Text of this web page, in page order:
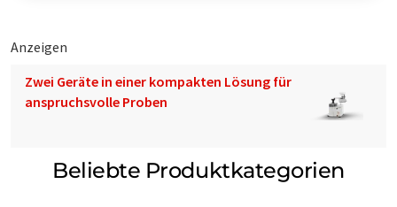
Anzeigen
Zwei Geräte in einer kompakten Lösung für
anspruchsvolle Proben
Beliebte Produktkategorien